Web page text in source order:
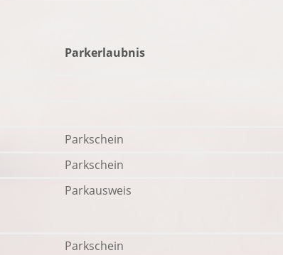
Parkerlaubnis
Parkschein
Parkschein
Parkausweis
Parkschein